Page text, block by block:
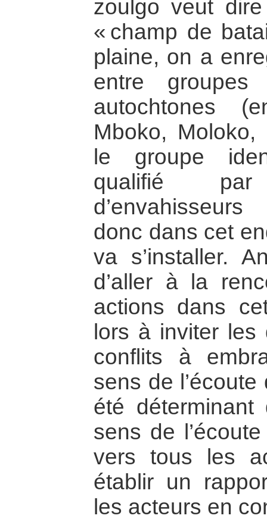
zoulgo veut
« champ de
plaine, on a
entre groupes
autochtones
Mboko,
le groupe
qualifié
donc dans cet
va s’installer.
d’aller à la
actions dans
lors à inviter les
conflits à
sens de
été
sens de
vers tous les
établir un
les acteurs en